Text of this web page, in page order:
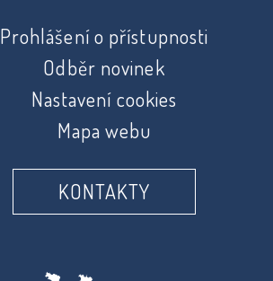
Prohlášení o přístupnosti
Odběr novinek
Nastavení cookies
Mapa webu
KONTAKTY